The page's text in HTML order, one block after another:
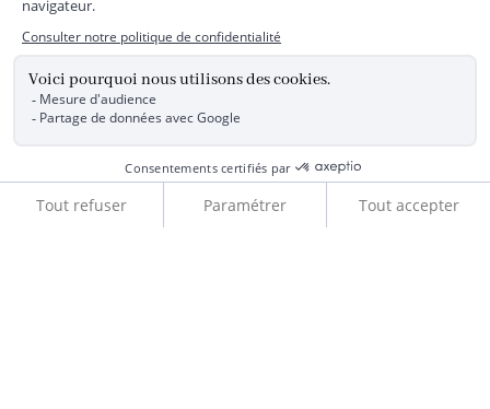
Livraison express gratuite en point relais dès 59 € et à domicile dès 150
Les données collectées par la société JACADI, responsable
du traitement, sont nécessaires à l'envoi de newsletters, à la
de votre commande, ainsi que pour le suivi de votre
adhésion au programme fidélité. Conformément au
Règlement Européen 2016/679 du 27 avril 2016 sur la
protection des données personnelles, vous bénéficiez d'un